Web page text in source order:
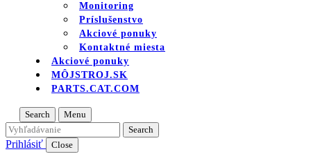
Monitoring
Príslušenstvo
Akciové ponuky
Kontaktné miesta
Akciové ponuky
MÔJSTROJ.SK
PARTS.CAT.COM
Search Menu
Prihlásiť Close